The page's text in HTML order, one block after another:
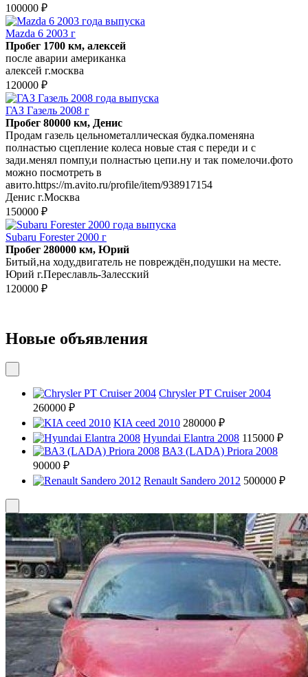
100000 ₽
Mazda 6 2003 г
Пробег 1700 км, алексей
после аварии американка
алексей г.москва
120000 ₽
ГАЗ Газель 2008 г
Пробег 80000 км, Денис
Продам газель цельнометаллическая будка.поменяна
полнастью сцепление колеса новые стая с переди и с
зади.менял помпу,и полнастью цепи.ну и так помелочи.фото
можно посмотреть в
авито.https://m.avito.ru/profile/item/938917154
Денис г.Москва
150000 ₽
Subaru Forester 2000 г
Пробег 280000 км, Юрий
Битый,на ходу,двигатель не повреждён,подушки на месте.
Юрий г.Переславль-Залесский
120000 ₽
Новые объявления
Chrysler PT Cruiser 2004
260000 ₽
KIA ceed 2010 280000 ₽
Hyundai Elantra 2008 115000 ₽
ВАЗ (LADA) Priora 2008
90000 ₽
Renault Sandero 2012 500000 ₽